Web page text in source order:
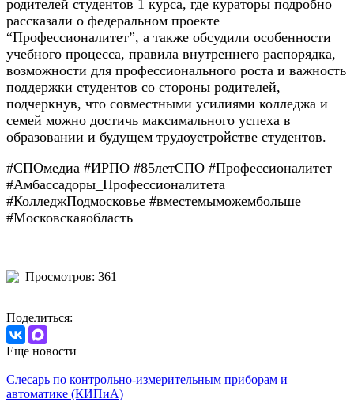
родителей студентов 1 курса, где кураторы подробно
рассказали о федеральном проекте
“Профессионалитет”, а также обсудили особенности
учебного процесса, правила внутреннего распорядка,
возможности для профессионального роста и важность
поддержки студентов со стороны родителей,
подчеркнув, что совместными усилиями колледжа и
семей можно достичь максимального успеха в
образовании и будущем трудоустройстве студентов.
#СПОмедиа #ИРПО #85летСПО #Профессионалитет
#Амбассадоры_Профессионалитета
#КолледжПодмосковье #вместемыможембольше
#Московскаяобласть
Просмотров: 361
Поделиться:
Еще новости
Слесарь по контрольно-измерительным приборам и
автоматике (КИПиА)